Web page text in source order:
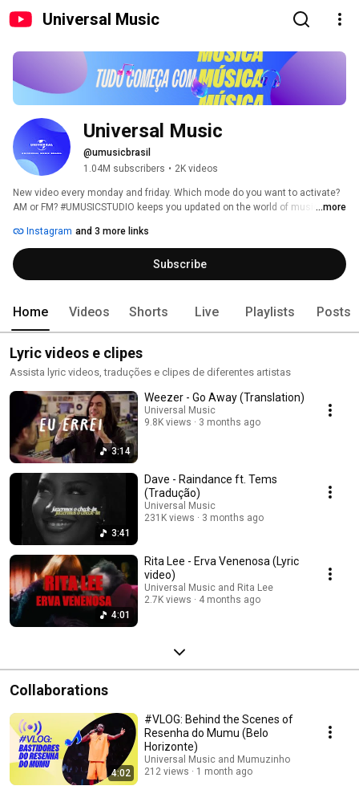
Universal Music
Universal Music
@umusicbrasil
1.04M subscribers • 2K videos
New video every monday and friday. Which mode do you want to activate?
AM or FM? #UMUSICSTUDIO keeps you updated on the world of music ...more
Instagram and 3 more links
Subscribe
Home Videos Shorts Live Playlists Posts
Lyric videos e clipes
Assista lyric videos, traduções e clipes de diferentes artistas
3:14
Weezer - Go Away (Translation)
Universal Music
9.8K views
3 months ago
3:41
Dave - Raindance ft. Tems
(Tradução)
Universal Music
231K views
3 months ago
4:01
Rita Lee - Erva Venenosa (Lyric
video)
Universal Music and Rita Lee
2.7K views
4 months ago
Collaborations
4:02
#VLOG: Behind the Scenes of
Resenha do Mumu (Belo
Horizonte)
Universal Music and Mumuzinho
212 views
1 month ago